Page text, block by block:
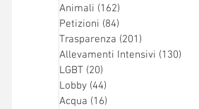
Animali (162)
Petizioni (84)
Trasparenza (201)
Allevamenti Intensivi (130)
LGBT (20)
Lobby (44)
Acqua (16)